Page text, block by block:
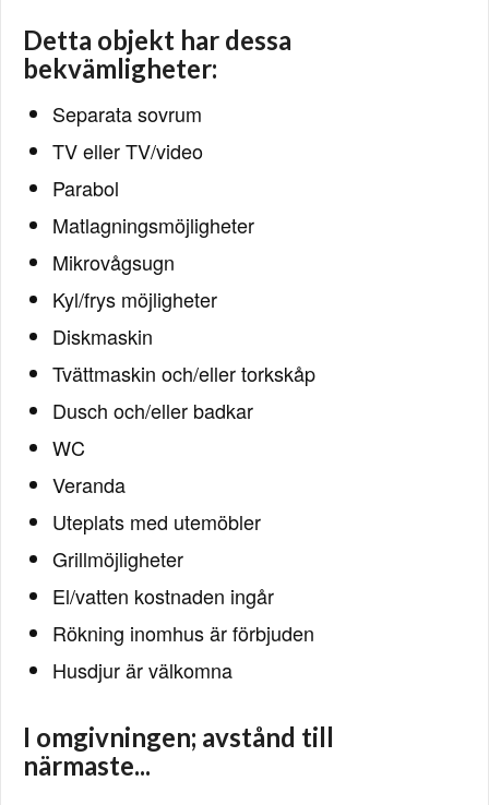
Detta objekt har dessa
bekvämligheter:
Separata sovrum
TV eller TV/video
Parabol
Matlagningsmöjligheter
Mikrovågsugn
Kyl/frys möjligheter
Diskmaskin
Tvättmaskin och/eller torkskåp
Dusch och/eller badkar
WC
Veranda
Uteplats med utemöbler
Grillmöjligheter
El/vatten kostnaden ingår
Rökning inomhus är förbjuden
Husdjur är välkomna
I omgivningen; avstånd till
närmaste...